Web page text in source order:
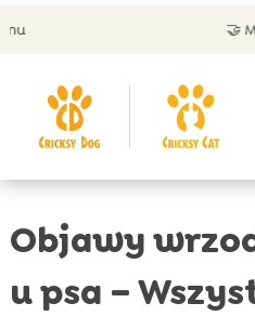
🤝 Możesz
Objawy
u psa –